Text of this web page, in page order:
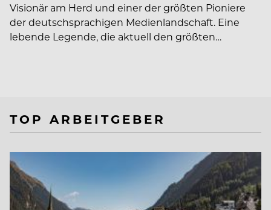
Visionär am Herd und einer der größten Pioniere
der deutschsprachigen Medienlandschaft. Eine
lebende Legende, die aktuell den größten…
TOP ARBEITGEBER